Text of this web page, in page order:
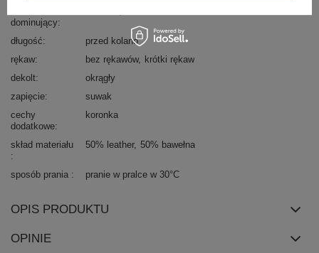
dominujący
długość
przed kolano
rękaw
bez rękawów
krótki rękaw
dekolt
okrągły
zapięcie
suwak
cechy
dodatkowe
koronka
skład materiału 50% leather 50% bawełna
sposób prania pranie w pralce w 30°C
OPIS PRODUKTU
OPINIE